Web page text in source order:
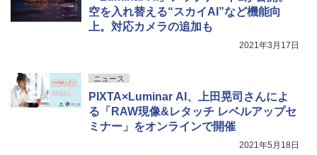
空を入れ替える“スカイAI”など機能向
上。対応カメラの追加も
2021年3月17日
ニュース
PIXTA×Luminar AI、上田晃司さんによ
る「RAW現像&レタッチ レベルアップセ
ミナー」をオンラインで開催
2021年5月18日